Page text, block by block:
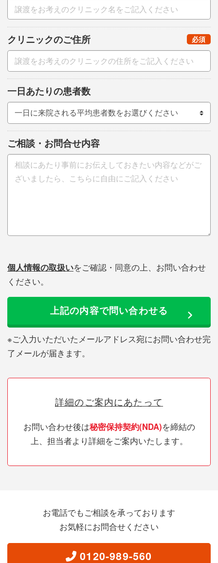
クリニックのご住所 （
必須）
一日あたりの患者数
ご相談・お問合せ内容
個人情報の取扱いをご確認・同意の上、お問い合わせ
ください。
上記の内容で問い合わせる
※ご入力いただいたメールアドレス宛にお問い合わせ完
了メールが届きます。
詳細のご案内にあたって
お問い合わせ後は秘密保持契約(NDA)を締結の
上、担当者より詳細をご案内いたします。
お電話でもご相談を承っております
お気軽にお問合せください
0120-989-560